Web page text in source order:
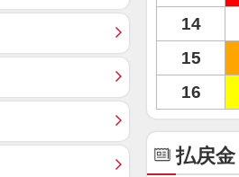
14
15
16
払戻金